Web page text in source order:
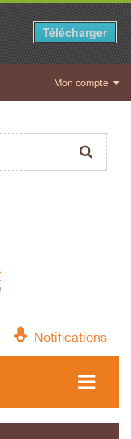
Mon compte
Notifications
Télécharger